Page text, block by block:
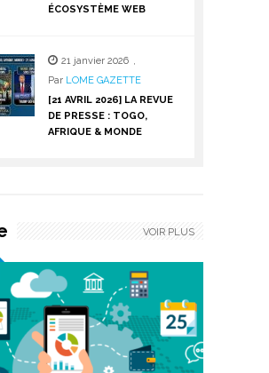
ÉCOSYSTÈME WEB
21 janvier 2026 ,
Par LOME GAZETTE
[21 AVRIL 2026] LA REVUE
DE PRESSE : TOGO,
AFRIQUE & MONDE
VOIR PLUS